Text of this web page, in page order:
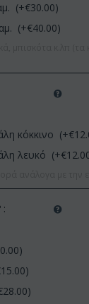
(+€30.00)
(+€40.00)
κόκκινο (+€
λευκό (+€
:
)
15.00)
28.00)